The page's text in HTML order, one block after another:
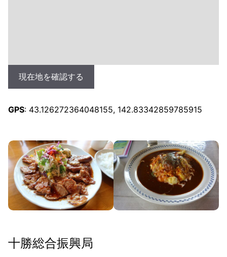
現在地を確認する
GPS: 43.126272364048155, 142.83342859785915
十勝総合振興局